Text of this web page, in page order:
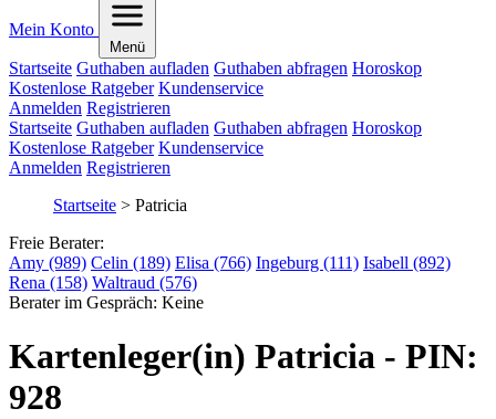
Mein Konto
Menü
Startseite Guthaben aufladen Guthaben abfragen Horoskop
Kostenlose Ratgeber Kundenservice
Anmelden Registrieren
Startseite Guthaben aufladen Guthaben abfragen Horoskop
Kostenlose Ratgeber Kundenservice
Anmelden Registrieren
Startseite > Patricia
Freie Berater:
Amy (989) Celin (189) Elisa (766) Ingeburg (111) Isabell (892)
Rena (158) Waltraud (576)
Berater im Gespräch: Keine
Kartenleger(in) Patricia - PIN:
928